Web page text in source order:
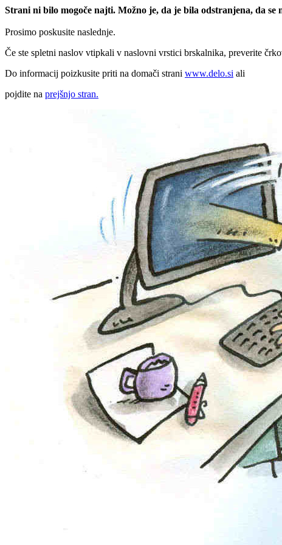
Strani ni bilo mogoče najti. Možno je, da je bila odstranjena, da
Prosimo poskusite naslednje.
Če ste spletni naslov vtipkali v naslovni vrstici brskalnika, preverite
Do informacij poizkusite priti na domači strani www.delo.si ali
pojdite na prejšnjo stran.